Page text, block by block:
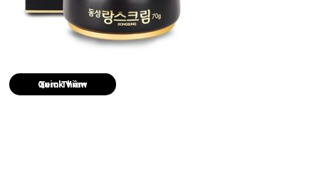
Quick View